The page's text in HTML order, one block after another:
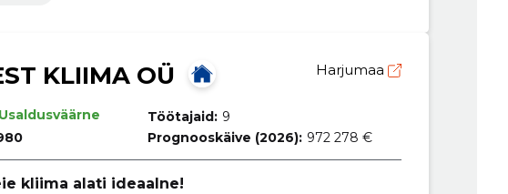
KLIIMA OÜ Harjumaa
Usaldusväärne
Töötajaid: 9
Prognooskäive (2026): 972 278 €
kliima alati ideaalne!